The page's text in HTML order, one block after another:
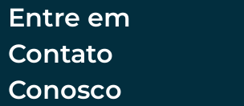
Entre em
Contato
Conosco